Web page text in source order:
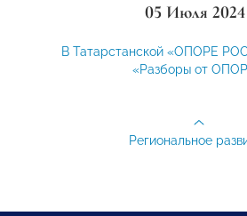
05 Июля 2024
В Татарстанской «ОПОРЕ
«Разборы от
Региональное